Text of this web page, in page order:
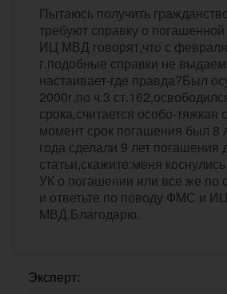
Пытаюсь получить
требуют справку о
ИЦ МВД говорят,что с
г.подобные справки не
настаивает-где правда?Был
2000г.по ч.3
срока,считается особо-тяжкая
момент срок погашения был 8
года сделали 9 лет погашения
статьи,скажите:меня
УК о погашении или все же по
и ответьте по поводу ФМС и ИЦ
МВД.Благодарю.
Эксперт: